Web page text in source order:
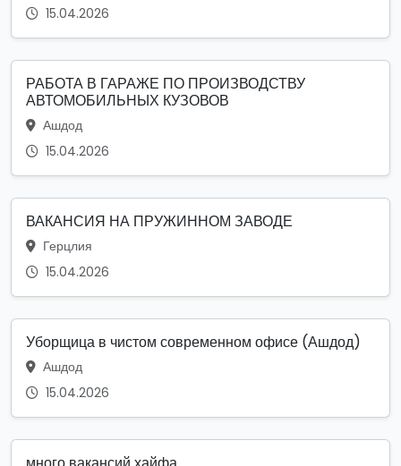
15.04.2026
РАБОТА В ГАРАЖЕ ПО ПРОИЗВОДСТВУ
АВТОМОБИЛЬНЫХ КУЗОВОВ
Ашдод
15.04.2026
ВАКАНСИЯ НА ПРУЖИННОМ ЗАВОДЕ
Герцлия
15.04.2026
Уборщица в чистом современном офисе (Ашдод)
Ашдод
15.04.2026